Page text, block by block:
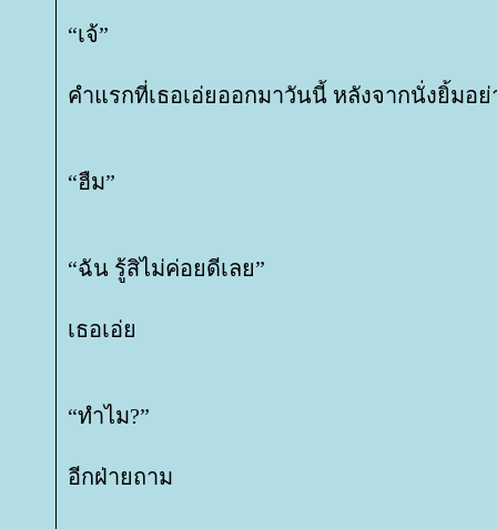
“เจ้”
คำแรกที่เธอเอ่ยออกมาวันนี้ หลังจากนั่งยิ้มอ
“ฮืม”
“ฉัน รู้สิไม่ค่อยดีเลย”
เธอเอ่
“ทำไม?”
อีกฝ่ายถาม